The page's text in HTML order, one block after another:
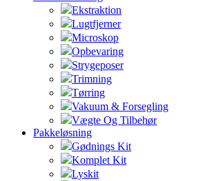
Ekstraktion
Lugtfjerner
Microskop
Opbevaring
Strygeposer
Trimning
Tørring
Vakuum & Forsegling
Vægte Og Tilbehør
Pakkeløsning
Gødnings Kit
Komplet Kit
Lyskit